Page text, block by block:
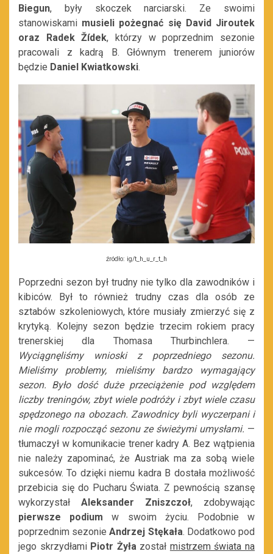
Biegun, były skoczek narciarski. Ze swoimi
stanowiskami musieli pożegnać się David Jiroutek
oraz Radek Žídek, którzy w poprzednim sezonie
pracowali z kadrą B. Głównym trenerem juniorów
będzie Daniel Kwiatkowski.
źródło: ig/t_h_u_r_t_h
Poprzedni sezon był trudny nie tylko dla zawodników i
kibiców. Był to również trudny czas dla osób ze
sztabów szkoleniowych, które musiały zmierzyć się z
krytyką. Kolejny sezon będzie trzecim rokiem pracy
trenerskiej dla Thomasa Thurbinchlera. —
Wyciągnęliśmy wnioski z poprzedniego sezonu.
Mieliśmy problemy, mieliśmy bardzo wymagający
sezon. Było dość duże przeciążenie pod względem
liczby treningów, zbyt wiele podróży i zbyt wiele czasu
spędzonego na obozach. Zawodnicy byli wyczerpani i
nie mogli rozpocząć sezonu ze świeżymi umysłami. —
tłumaczył w komunikacie trener kadry A. Bez wątpienia
nie należy zapominać, że Austriak ma za sobą wiele
sukcesów. To dzięki niemu kadra B dostała możliwość
przebicia się do Pucharu Świata. Z pewnością szansę
wykorzystał Aleksander Zniszczoł, zdobywając
pierwsze podium w swoim życiu. Podobnie w
poprzednim sezonieAndrzej Stękała. Dodatkowo pod
jego skrzydłami Piotr Żyłazostał mistrzem świata na